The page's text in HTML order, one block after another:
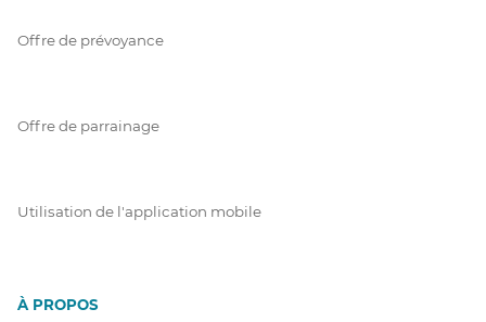
Offre de prévoyance
Offre de parrainage
Utilisation de l'application mobile
À PROPOS